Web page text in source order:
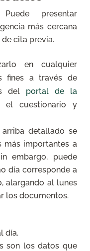
Puede presentar
más cercana
cita previa.
en cualquier
fines a través de
del
portal de la
el cuestionario y
detallado se
más importantes a
embargo, puede
día corresponde a
alargando al lunes
los documentos.
día.
son los datos que